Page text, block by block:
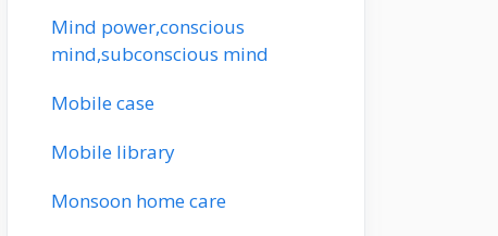
Mind power,conscious
mind,subconscious mind
Mobile case
Mobile library
Monsoon home care